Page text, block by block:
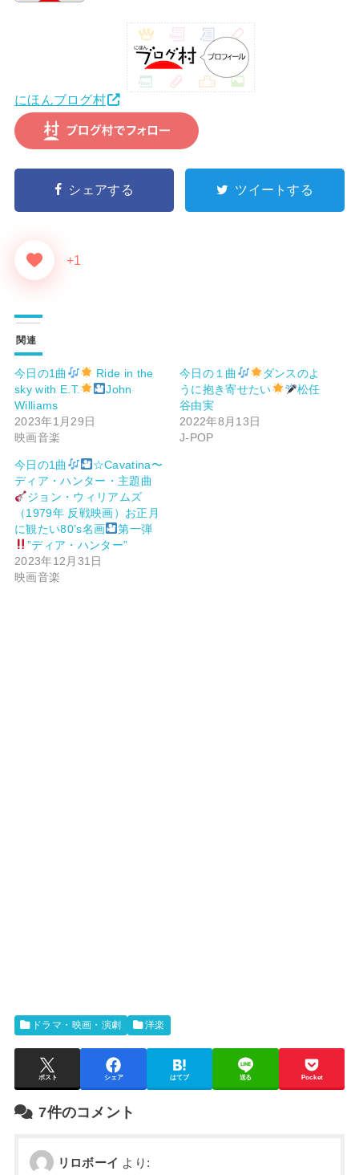
にほんブログ村
シェアする ツイートする
+1
関連
今日の1曲
Ride in the
sky with E.T.
John
Williams
2023年1月29日
映画音楽
今日の１曲
ダンスのよ
うに抱き寄せたい
松任
谷由実
2022年8月13日
J-POP
今日の1曲
☆Cavatina〜
ディア・ハンター・主題曲
ジョン・ウィリアムズ
（1979年 反戦映画）お正月
に観たい80’s名画
第一弾
”ディア・ハンター”
2023年12月31日
映画音楽
ドラマ・映画・演劇 洋楽
ポスト シェア はてブ 送る Pocket
7件のコメント
リロボーイ より: